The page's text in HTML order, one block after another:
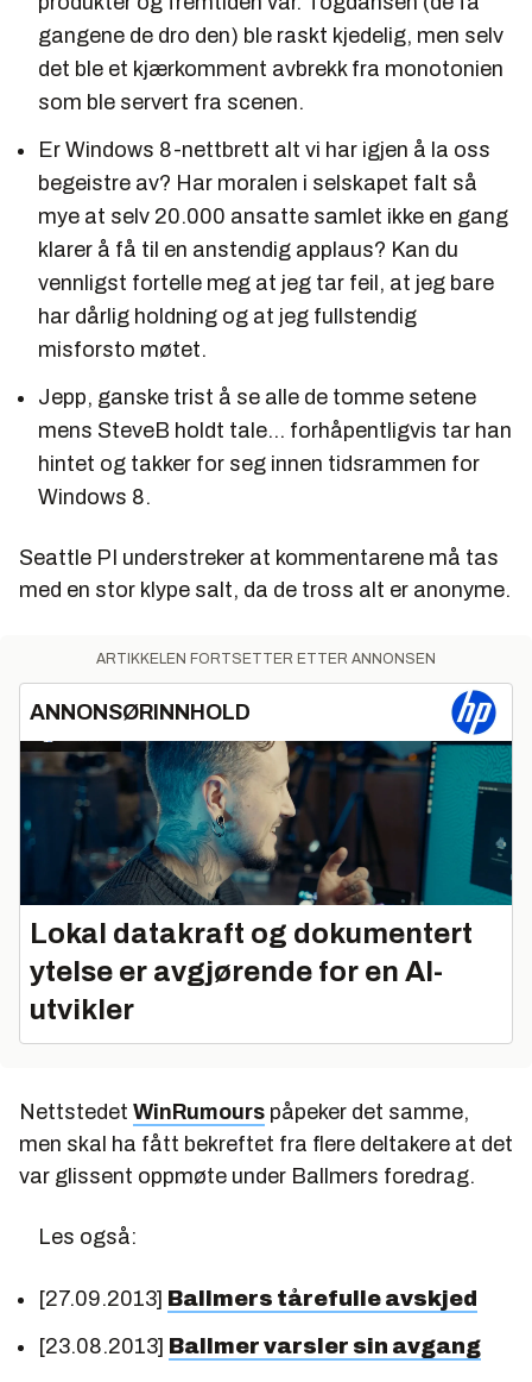
gangene de dro den) ble raskt kjedelig, men selv
det ble et kjærkomment avbrekk fra monotonien
som ble servert fra scenen.
Er Windows 8-nettbrett alt vi har igjen å la oss
begeistre av? Har moralen i selskapet falt så
mye at selv 20.000 ansatte samlet ikke en gang
klarer å få til en anstendig applaus? Kan du
vennligst fortelle meg at jeg tar feil, at jeg bare
har dårlig holdning og at jeg fullstendig
misforsto møtet.
Jepp, ganske trist å se alle de tomme setene
mens SteveB holdt tale... forhåpentligvis tar han
hintet og takker for seg innen tidsrammen for
Windows 8.
Seattle PI understreker at kommentarene må tas
med en stor klype salt, da de tross alt er anonyme.
ARTIKKELEN FORTSETTER ETTER ANNONSEN
ANNONSØRINNHOLD
Lokal datakraft og dokumentert
ytelse er avgjørende for en AI-
utvikler
Nettstedet WinRumours påpeker det samme,
men skal ha fått bekreftet fra flere deltakere at det
var glissent oppmøte under Ballmers foredrag.
Les også:
[27.09.2013] Ballmers tårefulle avskjed
[23.08.2013] Ballmer varsler sin avgang